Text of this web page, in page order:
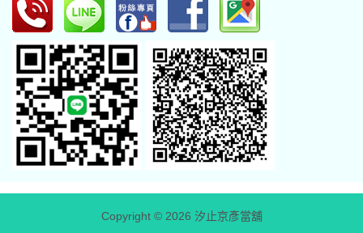
Copyright © 2026 汐止京彥當舖